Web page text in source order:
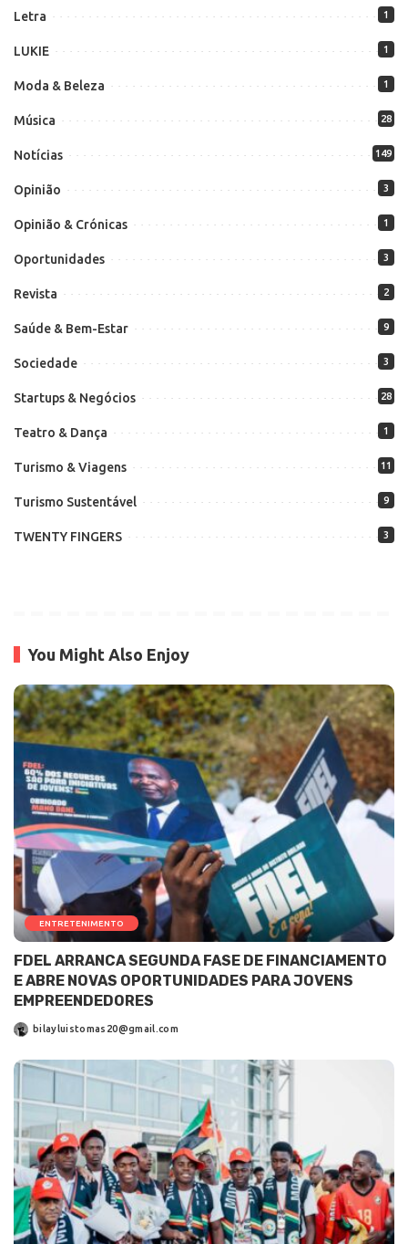
Letra 1
LUKIE 1
Moda & Beleza 1
Música 28
Notícias 149
Opinião 3
Opinião & Crónicas 1
Oportunidades 3
Revista 2
Saúde & Bem-Estar 9
Sociedade 3
Startups & Negócios 28
Teatro & Dança 1
Turismo & Viagens 11
Turismo Sustentável 9
TWENTY FINGERS 3
You Might Also Enjoy
ENTRETENIMENTO
FDEL ARRANCA SEGUNDA FASE DE FINANCIAMENTO
E ABRE NOVAS OPORTUNIDADES PARA JOVENS
EMPREENDEDORES
bilayluistomas20@gmail.com